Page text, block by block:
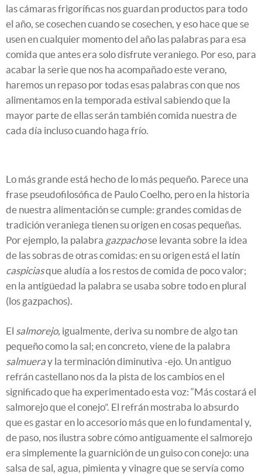
las cámaras frigoríficas nos guardan productos para todo
el año, se cosechen cuando se cosechen, y eso hace que se
usen en cualquier momento del año las palabras para esa
comida que antes era solo disfrute veraniego. Por eso, para
acabar la serie que nos ha acompañado este verano,
haremos un repaso por todas esas palabras con que nos
alimentamos en la temporada estival sabiendo que la
mayor parte de ellas serán también comida nuestra de
cada día incluso cuando haga frío.
Lo más grande está hecho de lo más pequeño. Parece una
frase pseudofilosófica de Paulo Coelho, pero en la historia
de nuestra alimentación se cumple: grandes comidas de
tradición veraniega tienen su origen en cosas pequeñas.
Por ejemplo, la palabra gazpachose levanta sobre la idea
de las sobras de otras comidas: en su origen está el latín
caspiciasque aludía a los restos de comida de poco valor;
en la antigüedad la palabra se usaba sobre todo en plural
(los gazpachos).
El salmorejo, igualmente, deriva su nombre de algo tan
pequeño como la sal; en concreto, viene de la palabra
salmueray la terminación diminutiva -ejo. Un antiguo
refrán castellano nos da la pista de los cambios en el
significado que ha experimentado esta voz: “Más costará el
salmorejo que el conejo”. El refrán mostraba lo absurdo
que es gastar en lo accesorio más que en lo fundamental y,
de paso, nos ilustra sobre cómo antiguamente el salmorejo
era simplemente la guarnición de un guiso con conejo: una
salsa de sal, agua, pimienta y vinagre que se servía como